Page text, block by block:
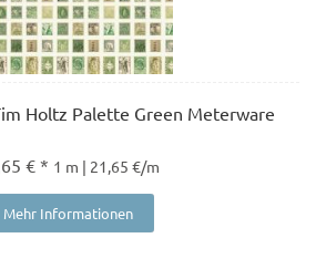
Holtz Palette Green Meterware
€ * 1 m | 21,65 €/m
Mehr Informationen